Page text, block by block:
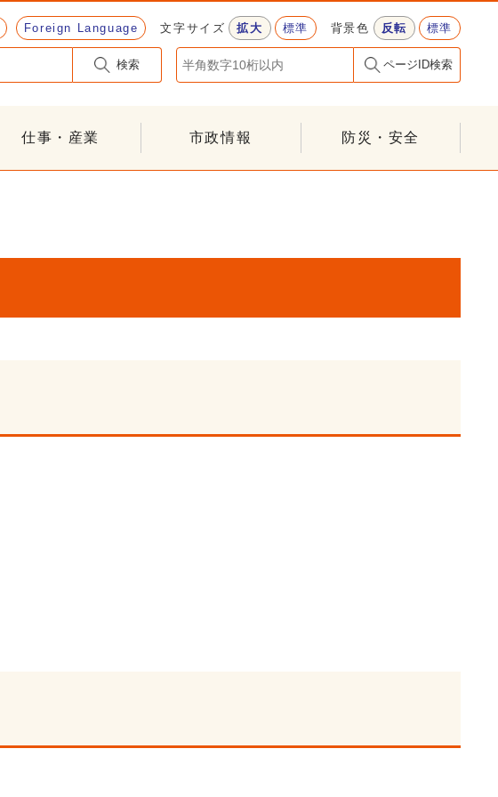
Foreign Language 文字サイズ 拡大 標準 背景色 反転 標準
検索 ページID検索
仕事・産業 市政情報 防災・安全